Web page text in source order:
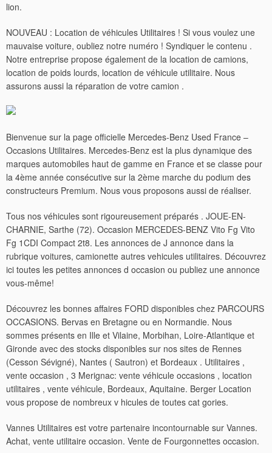
lion.
NOUVEAU : Location de véhicules Utilitaires ! Si vous voulez une
mauvaise voiture, oubliez notre numéro ! Syndiquer le contenu .
Notre entreprise propose également de la location de camions,
location de poids lourds, location de véhicule utilitaire. Nous
assurons aussi la réparation de votre camion .
Bienvenue sur la page officielle Mercedes-Benz Used France –
Occasions Utilitaires. Mercedes-Benz est la plus dynamique des
marques automobiles haut de gamme en France et se classe pour
la 4ème année consécutive sur la 2ème marche du podium des
constructeurs Premium. Nous vous proposons aussi de réaliser.
Tous nos véhicules sont rigoureusement préparés . JOUE-EN-
CHARNIE, Sarthe (72). Occasion MERCEDES-BENZ Vito Fg Vito
Fg 1CDI Compact 2t8. Les annonces de J annonce dans la
rubrique voitures, camionette autres vehicules utilitaires. Découvrez
ici toutes les petites annonces d occasion ou publiez une annonce
vous-même!
Découvrez les bonnes affaires FORD disponibles chez PARCOURS
OCCASIONS. Bervas en Bretagne ou en Normandie. Nous
sommes présents en Ille et Vilaine, Morbihan, Loire-Atlantique et
Gironde avec des stocks disponibles sur nos sites de Rennes
(Cesson Sévigné), Nantes ( Sautron) et Bordeaux . Utilitaires ,
vente occasion , 3 Merignac: vente véhicule occasions , location
utilitaires , vente véhicule, Bordeaux, Aquitaine. Berger Location
vous propose de nombreux v hicules de toutes cat gories.
Vannes Utilitaires est votre partenaire incontournable sur Vannes.
Achat, vente utilitaire occasion. Vente de Fourgonnettes occasion.